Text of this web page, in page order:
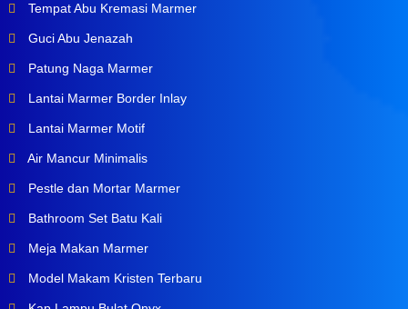
Tempat Abu Kremasi Marmer
Guci Abu Jenazah
Patung Naga Marmer
Lantai Marmer Border Inlay
Lantai Marmer Motif
Air Mancur Minimalis
Pestle dan Mortar Marmer
Bathroom Set Batu Kali
Meja Makan Marmer
Model Makam Kristen Terbaru